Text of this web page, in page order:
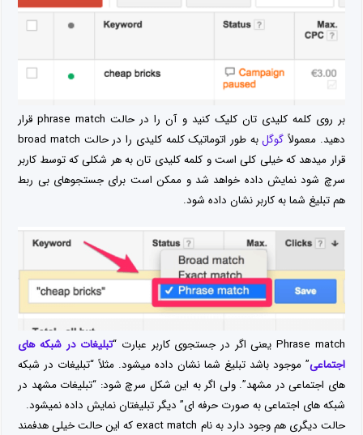
بر روی کلمه کلیدی تان کلیک کنید و آن را در حالت phrase match قرار
دهید. معمولاً گوگل
به طور اتوماتیک کلمه کلیدی را در حالت broad match
قرار میدهد که خیلی کلی است و کلمه کلیدی تان به هر شکلی که توسط کاربر
سرچ شود نمایش داده خواهد شد و ممکن است برای جستجوهای بی ربط
هم تبلیغ شما به کاربر نشان داده شود.
Phrase match یعنی اگر در جستجوی کاربر عبارت “
تبلیغات در شبکه های
اجتماعی” موجود باشد تبلیغ شما نشان داده میشود. مثلاً “تبلیغات در شبکه
های اجتماعی در مشهد”. ولی اگر به این شکل سرچ شود: “تبلیغات مشهد در
شبکه های اجتماعی به صورت حرفه ای” دیگر تبلیغتان نمایش داده نمیشود.
حالت دیگری هم وجود دارد به نام exact match که این حالت خیلی هدفمند